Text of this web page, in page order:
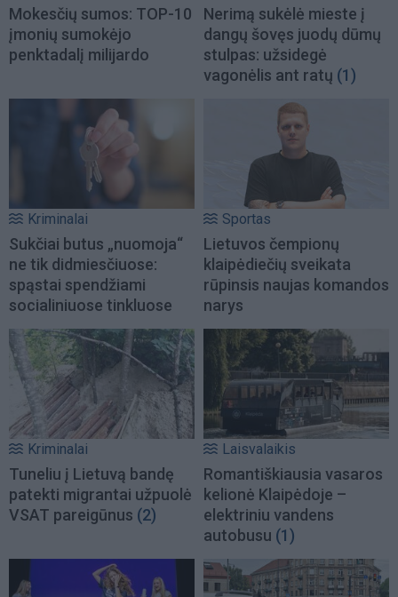
Mokesčių sumos: TOP-10
įmonių sumokėjo
penktadalį milijardo
Nerimą sukėlė mieste į
dangų šovęs juodų dūmų
stulpas: užsidegė
vagonėlis ant ratų (1)
Kriminalai
Sukčiai butus „nuomoja“
ne tik didmiesčiuose:
spąstai spendžiami
socialiniuose tinkluose
Sportas
Lietuvos čempionų
klaipėdiečių sveikata
rūpinsis naujas komandos
narys
Kriminalai
Tuneliu į Lietuvą bandę
patekti migrantai užpuolė
VSAT pareigūnus (2)
Laisvalaikis
Romantiškiausia vasaros
kelionė Klaipėdoje –
elektriniu vandens
autobusu (1)